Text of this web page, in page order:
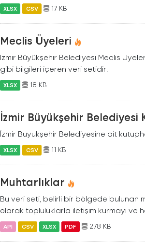
XLSX CSV 17 KB
Meclis Üyeleri
İzmir Büyükşehir Belediyesi Meclis
gibi bilgileri içeren veri setidir.
XLSX 18 KB
İzmir Büyükşehir
İzmir Büyükşehir Belediyesine ait
XLSX CSV 11 KB
Muhtarlıklar
Bu veri seti, belirli bir bölgede bulunan
olarak topluluklarla iletişim kurmayı ve
API CSV XLSX PDF 278 KB